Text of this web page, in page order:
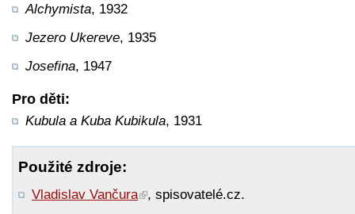
Alchymista, 1932
Jezero Ukereve, 1935
Josefina, 1947
Pro děti:
Kubula a Kuba Kubikula, 1931
Použité zdroje:
Vladislav Vančura , spisovatelé.cz.